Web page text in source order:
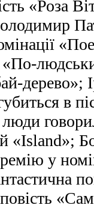
«Роза
«По-
дерево»;
в
«Island»;
у